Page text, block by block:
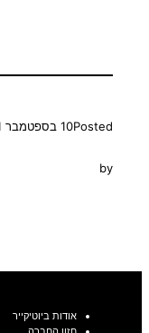
Posted10 בספטמבר 2021
by
אודות ביוטיקייר